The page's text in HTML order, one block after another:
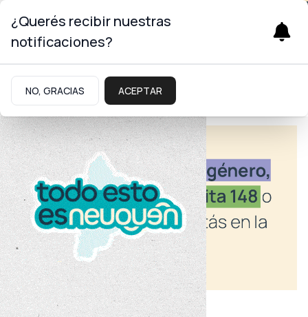
¿Querés recibir nuestras
notificaciones?
NO, GRACIAS ACEPTAR